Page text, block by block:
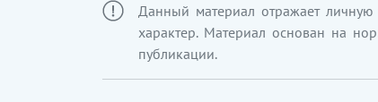
Данный материал отражает
характер. Материал основан на
публикации.